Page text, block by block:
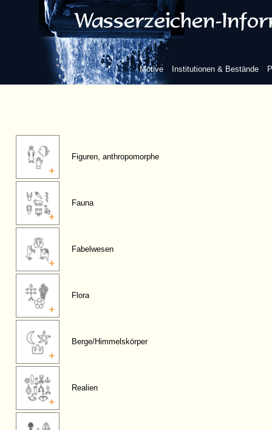
Motive Institutionen & Bestände
Figuren, anthropomorphe
Fauna
Fabelwesen
Flora
Berge/Himmelskörper
Realien